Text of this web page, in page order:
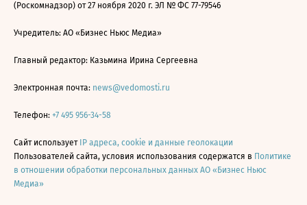
(Роскомнадзор) от 27 ноября 2020 г. ЭЛ № ФС 77-79546
Учредитель: АО «Бизнес Ньюс Медиа»
Главный редактор: Казьмина Ирина Сергеевна
Электронная почта: news@vedomosti.ru
Телефон: +7 495 956-34-58
Сайт использует IP адреса, cookie и данные геолокации
Пользователей сайта, условия использования содержатся в Политике
в отношении обработки персональных данных АО «Бизнес Ньюс
Медиа»